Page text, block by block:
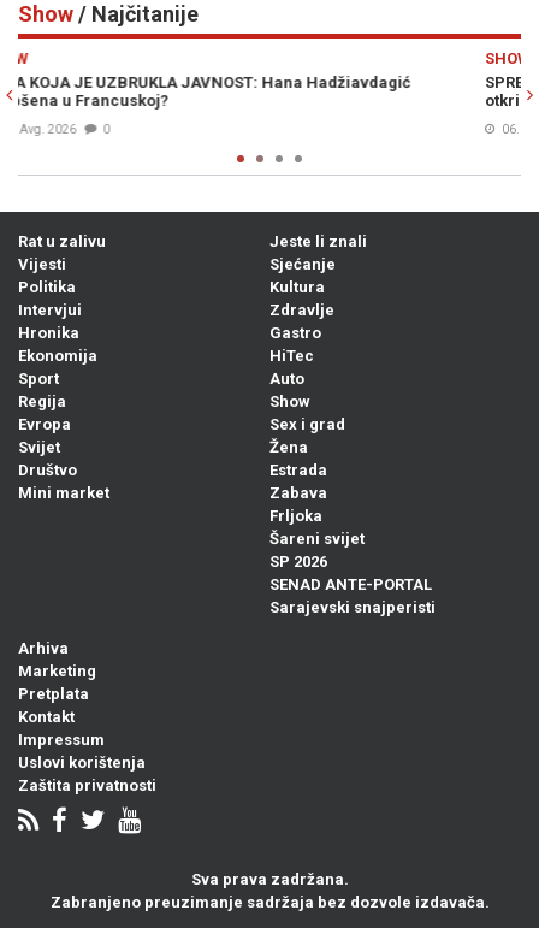
Show/ Najčitanije
SPREMNA JE ZA BRAK: Prezgodna stjuardesa hitno traži muža,
otkrila da je slaba na starije
06. Avg. 2026
Rat u zalivu
Vijesti
Politika
Intervjui
Hronika
Ekonomija
Sport
Regija
Evropa
Svijet
Društvo
Mini market
Jeste li znali
Sjećanje
Kultura
Zdravlje
Gastro
HiTec
Auto
Show
Sex i grad
Žena
Estrada
Zabava
Frljoka
Šareni svijet
SP 2026
SENAD ANTE-PORTAL
Sarajevski snajperisti
Arhiva
Marketing
Pretplata
Kontakt
Impressum
Uslovi korištenja
Zaštita privatnosti
Sva prava zadržana.
Zabranjeno preuzimanje sadržaja bez dozvole izdavača.